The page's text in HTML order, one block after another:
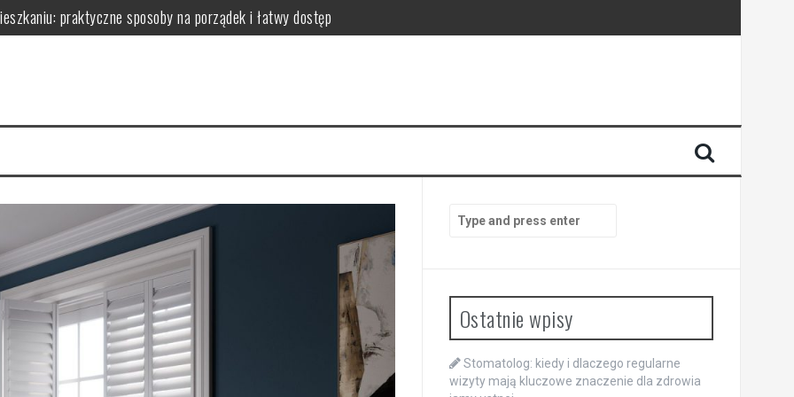
praktyczne sposoby na porządek i łatwy dostęp
wybrać i zamontować funkcjonalną przegrodę ze szkła hartowanego
dodają przestrzeni, a kiedy mogą przeszkadzać?
– praktyczne porady wyboru, montażu i aranżacji przestrzeni
for:
Ostatnie wpisy
Stomatolog: kiedy i dlaczego regularne
wizyty mają kluczowe znaczenie dla zdrowia